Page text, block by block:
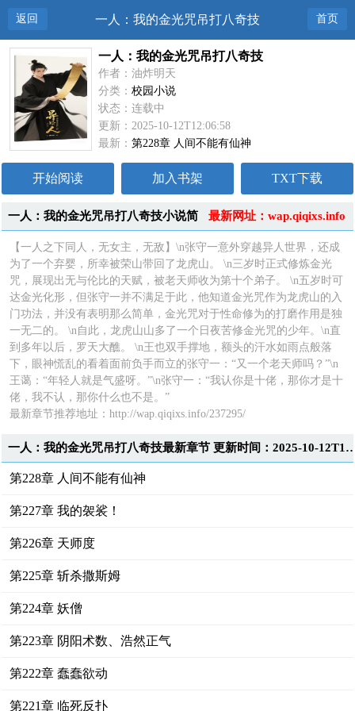
返回 一人：我的金光咒吊打八奇技 首页
一人：我的金光咒吊打八奇技
作者：油炸明天
分类：校园小说
状态：连载中
更新：2025-10-12T12:06:58
最新：第228章 人间不能有仙神
开始阅读 加入书架 TXT下载
最新网址：wap.qiqixs.info
一人：我的金光咒吊打八奇技小说简
介【一人之下同人，无女主，无敌】\n张守一意外穿越异人世界，还成
为了一个弃婴，所幸被荣山带回了龙虎山。 \n三岁时正式修炼金光
咒，展现出无与伦比的天赋，被老天师收为第十个弟子。 \n五岁时可
达金光化形，但张守一并不满足于此，他知道金光咒作为龙虎山的入
门功法，并没有表明那么简单，金光咒对于性命修为的打磨作用是独
一无二的。 \n自此，龙虎山山多了一个日夜苦修金光咒的少年。\n直
到多年以后，罗天大醮。 \n王也双手撑地，额头的汗水如雨点般落
下，眼神慌乱的看着面前负手而立的张守一：“又一个老天师吗？”\n
王蔼：“年轻人就是气盛呀。”\n张守一：“我认你是十佬，那你才是十
佬，我不认，那你什么也不是。”
最新章节推荐地址：http://wap.qiqixs.info/237295/
一人：我的金光咒吊打八奇技最新章节 更新
第228章 人间不能有仙神
第227章 我的袈裟！
第226章 天师度
第225章 斩杀撒斯姆
第224章 妖僧
第223章 阴阳术数、浩然正气
第222章 蠢蠢欲动
第221章 临死反扑